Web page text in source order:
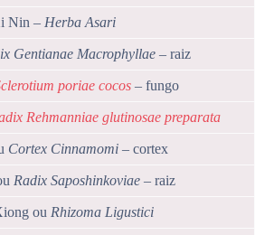
Nin – Herba Asari
Gentianae Macrophyllae – raiz
poriae cocos – fungo
Rehmanniae glutinosae preparata
Cortex Cinnamomi – cortex
Radix Saposhinkoviae– raiz
ou Rhizoma Ligustici